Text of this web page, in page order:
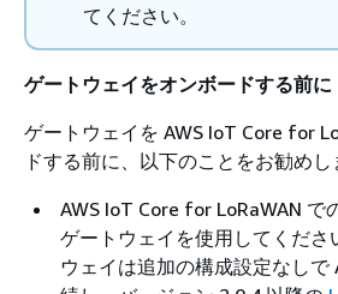
てください。
ゲートウェイをオンボードする前に
ゲートウェイを AWS IoT Core for
ドする前に、以下のことをお勧めし
AWS IoT Core for LoRaWAN で
ゲートウェイを使用してくださ
ウェイは追加の構成設定なしで